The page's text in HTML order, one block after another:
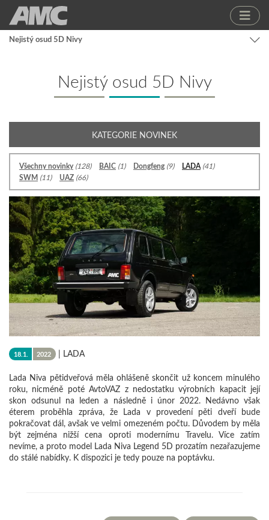
Nejistý osud 5D Nivy
Nejistý osud 5D Nivy
18.1. 2022 | LADA
Lada Niva pětidveřová měla ohlášeně skončit už koncem minulého
roku, nicméně poté AvtoVAZ z nedostatku výrobních kapacit její
skon odsunul na leden a následně i únor 2022. Nedávno však
éterem proběhla zpráva, že Lada v provedení pěti dveří bude
pokračovat dál, avšak ve velmi omezeném počtu. Důvodem by měla
být zejména nižší cena oproti modernímu Travelu. Více zatím
nevíme, a proto model Lada Niva Legend 5D prozatím nezařazujeme
do stálé nabídky. K dispozici je tedy pouze na poptávku.
KATEGORIE NOVINEK
Všechny novinky (128) BAIC (1) Dongfeng (9) LADA (41)
SWM (11) UAZ (66)